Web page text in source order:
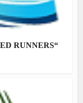
“RASHAYA INSPIRED RUNNERS نظمت سباق...